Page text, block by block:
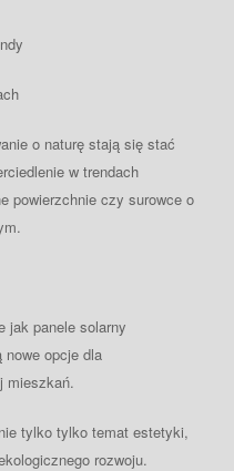
o naturę stają się stać
w trendach
powierzchnie czy surowce o
jak panele solarny
nowe opcje dla
mieszkań.
tylko tylko temat estetyki,
rozwoju.